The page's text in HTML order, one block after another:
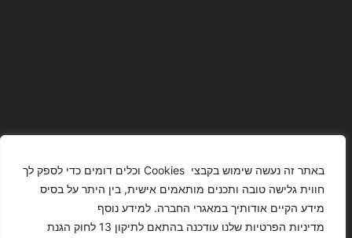
באתר זה נעשה שימוש בקבצי Cookies וכלים דומים כדי לספק לך
חווית גלישה טובה ותכנים מותאמים אישית, בין היתר על בסיס
מידע הקיים אודותיך במאגרי החברה. למידע נוסף
מדיניות הפרטיות שלנו עודכנה בהתאם לתיקון 13 לחוק הגנת
Presented On
T4YOU